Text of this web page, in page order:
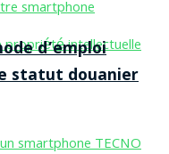
d’emploi
statut douanier